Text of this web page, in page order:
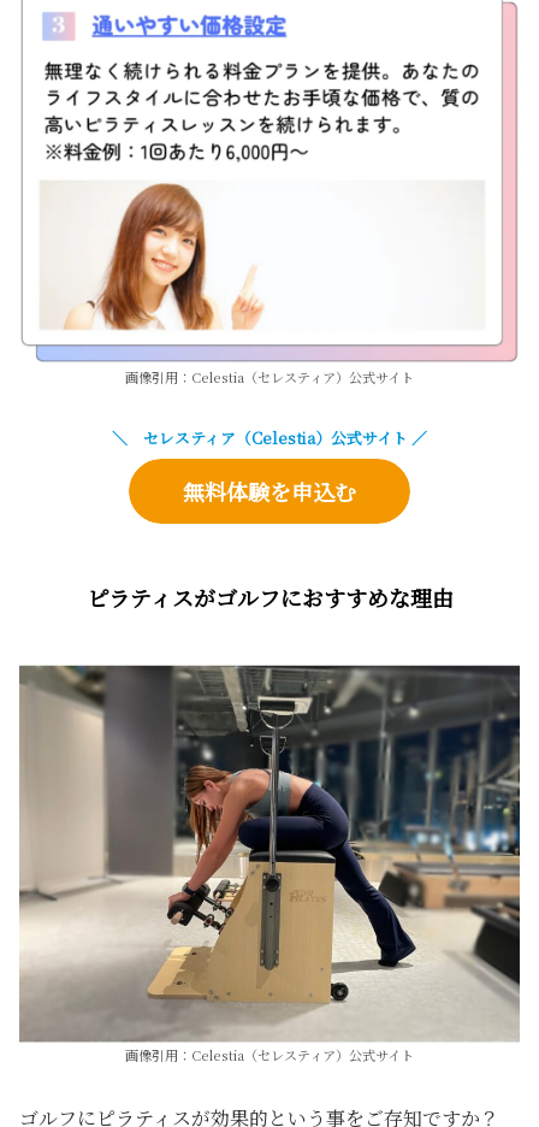
画像引用：Celestia（セレスティア）公式サイト
＼ セレスティア（Celestia）公式サイト ／
無料体験を申込む
ピラティスがゴルフにおすすめな理由
画像引用：Celestia（セレスティア）公式サイト
ゴルフにピラティスが効果的という事をご存知ですか？